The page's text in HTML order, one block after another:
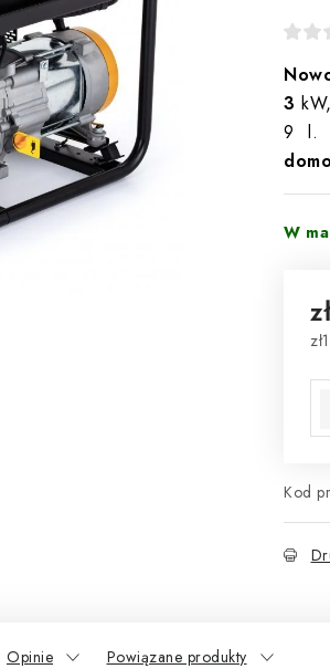
3
9 l.
W
Kod
Opinie Powiązane produkty